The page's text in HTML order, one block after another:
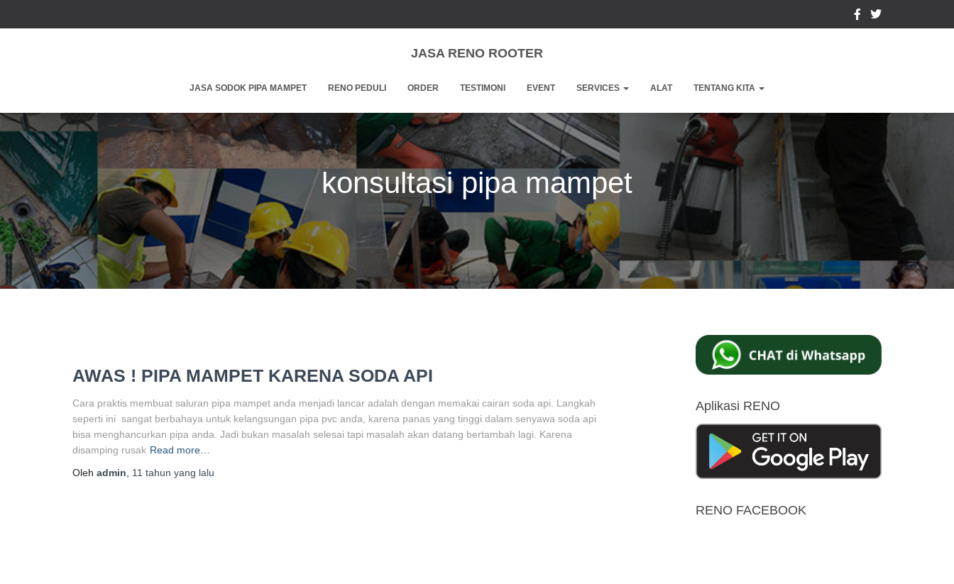
JASA RENO ROOTER
JASA SODOK PIPA MAMPET RENO PEDULI ORDER TESTIMONI EVENT SERVICES ALAT TENTANG KITA
konsultasi pipa mampet
AWAS ! PIPA MAMPET KARENA SODA API
Cara praktis membuat saluran pipa mampet anda menjadi lancar adalah dengan memakai cairan soda api. Langkah
seperti ini sangat berbahaya untuk kelangsungan pipa pvc anda, karena panas yang tinggi dalam senyawa soda api
bisa menghancurkan pipa anda. Jadi bukan masalah selesai tapi masalah akan datang bertambah lagi. Karena
disamping rusak Read more…
Oleh admin 11 tahun yang lalu
Aplikasi RENO
RENO FACEBOOK